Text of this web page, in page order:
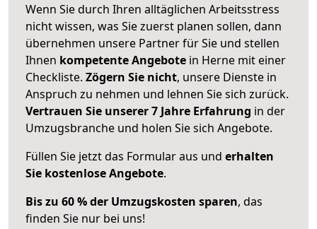
Wenn Sie durch Ihren alltäglichen Arbeitsstress
nicht wissen, was Sie zuerst planen sollen, dann
übernehmen unsere Partner für Sie und stellen
Ihnen kompetente Angebote in Herne mit einer
Checkliste. Zögern Sie nicht, unsere Dienste in
Anspruch zu nehmen und lehnen Sie sich zurück.
Vertrauen Sie unserer 7 Jahre Erfahrung in der
Umzugsbranche und holen Sie sich Angebote.
Füllen Sie jetzt das Formular aus und erhalten
Sie kostenlose Angebote.
Bis zu 60 % der Umzugskosten sparen, das
finden Sie nur bei uns!